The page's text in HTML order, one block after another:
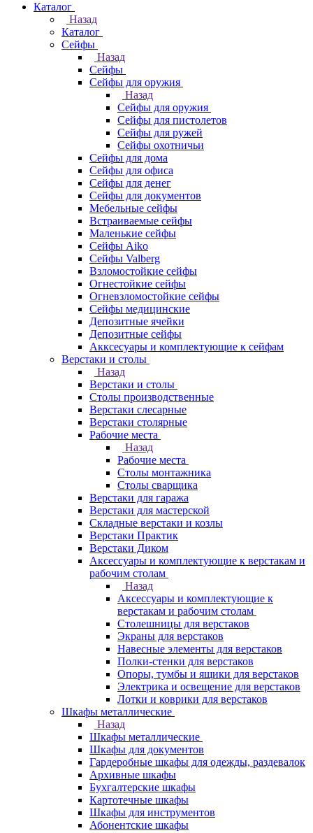
Каталог
Назад
Каталог
Cейфы
Назад
Cейфы
Cейфы для оружия
Назад
Cейфы для оружия
Сейфы для пистолетов
Сейфы для ружей
Сейфы охотничьи
Cейфы для дома
Cейфы для офиса
Сейфы для денег
Сейфы для документов
Мебельные сейфы
Встраиваемые сейфы
Маленькие сейфы
Сейфы Aiko
Сейфы Valberg
Взломостойкие сейфы
Огнестойкие сейфы
Огневзломостойкие сейфы
Сейфы медицинские
Депозитные ячейки
Депозитные сейфы
Акксесуары и комплектующие к сейфам
Верстаки и столы
Назад
Верстаки и столы
Столы производственные
Верстаки слесарные
Верстаки столярные
Рабочие места
Назад
Рабочие места
Столы монтажника
Столы сварщика
Верстаки для гаража
Верстаки для мастерской
Складные верстаки и козлы
Верстаки Практик
Верстаки Диком
Аксессуары и комплектующие к верстакам и
рабочим столам
Назад
Аксессуары и комплектующие к
верстакам и рабочим столам
Столешницы для верстаков
Экраны для верстаков
Навесные элементы для верстаков
Полки-стенки для верстаков
Опоры, тумбы и ящики для верстаков
Электрика и освещение для верстаков
Лотки и коврики для верстаков
Шкафы металлические
Назад
Шкафы металлические
Шкафы для документов
Гардеробные шкафы для одежды, раздевалок
Архивные шкафы
Бухгалтерские шкафы
Картотечные шкафы
Шкафы для инструментов
Абонентские шкафы